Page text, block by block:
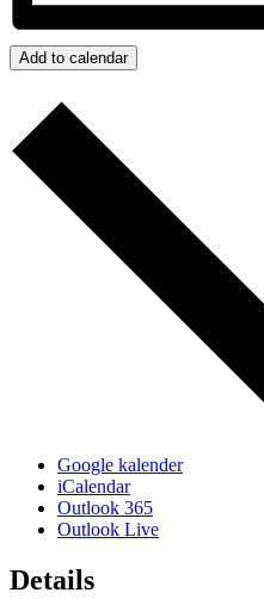
Add to calendar
Google kalender
iCalendar
Outlook 365
Outlook Live
Details